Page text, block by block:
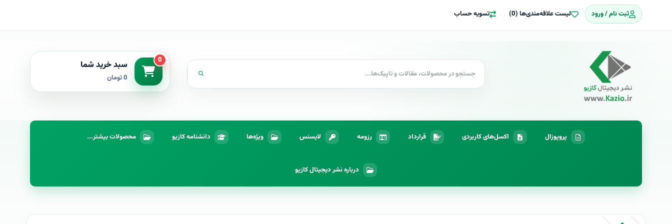
ثبت نام / ورود لیست علاقه‌مندی‌ها (0) تسویه حساب
0 سبد خرید شما
0 تومان
پروپوزال اکسل‌های کاربردی قرارداد رزومه لایسنس ویژه‌ها دانشنامه کازیو محصولات بیشتر...
درباره نشر دیجیتال کازیو